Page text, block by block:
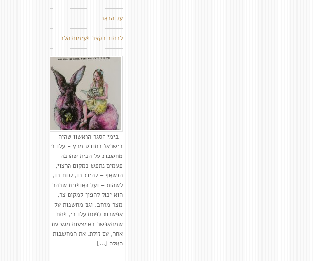
על הכאב
לכתוב בקצב פעימות הלב
בימי הסגר הראשון שהיה
בישראל בחודש מרץ – עלו בי
מחשבות על הבית שהרבה
פעמים נתפש כמקום הרצוי,
הנשאף – להיות בו, לנוח בו,
לשהות – ועל האופנים שבהם
הוא יכול להפוך למקום צר,
מצר מרחב. וגם מחשבות על
אפשרות לפתח עלו בי, פתח
שמתאפשר באמצעות מגע עם
אחר, עם זולת. את המחשבות
האלה […]